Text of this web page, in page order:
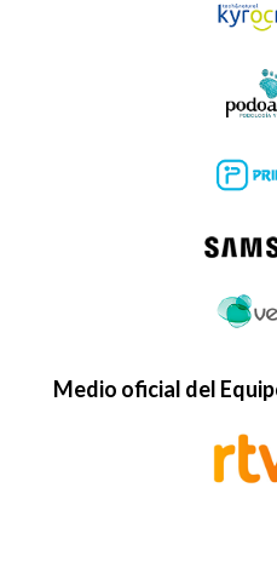
Medio oficial del